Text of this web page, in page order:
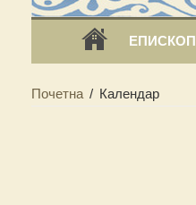
ЕПИСКОП
Почетна / Календар